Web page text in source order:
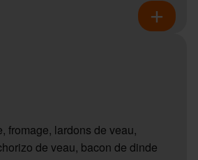
fromage, lardons de veau,
de veau, bacon de dinde